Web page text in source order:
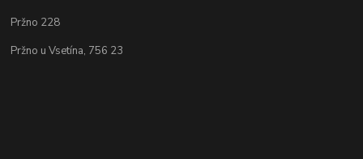
Pržno 228
Pržno u Vsetína, 756 23